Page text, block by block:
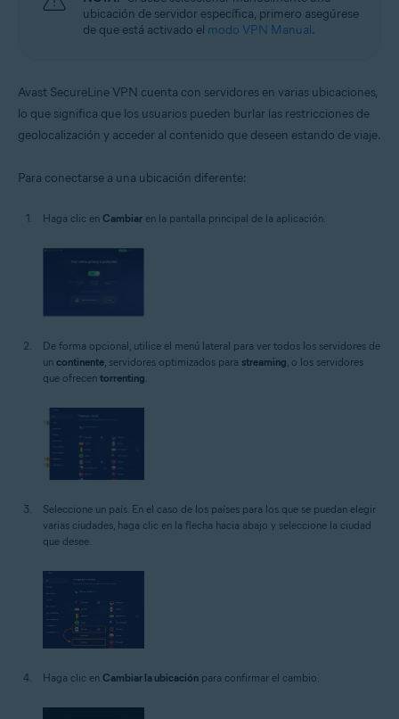
ubicación de servidor específica, primero asegúrese
de que está activado el modo VPN Manual.
Avast SecureLine VPN cuenta con servidores en varias ubicaciones,
lo que significa que los usuarios pueden burlar las restricciones de
geolocalización y acceder al contenido que deseen estando de viaje.
Para conectarse a una ubicación diferente:
Haga clic en Cambiar en la pantalla principal de la aplicación.
De forma opcional, utilice el menú lateral para ver todos los servidores de
un continente , servidores optimizados para streaming , o los servidores
que ofrecen torrenting
Seleccione un país. En el caso de los países para los que se puedan elegir
varias ciudades, haga clic en la flecha hacia abajo y seleccione la ciudad
que desee.
Haga clic en Cambiar la ubicación para confirmar el cambio.